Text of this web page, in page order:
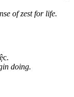
of zest for life.
doing.